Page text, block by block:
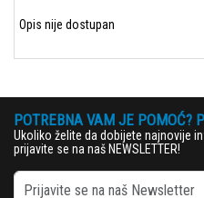
Opis nije dostupan
POTREBNA VAM JE POMOĆ?
Ukoliko želite da dobijete najnovije
prijavite se na naš NEWSLETTER!